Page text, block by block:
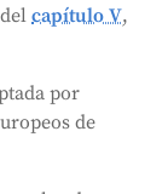
delcapítulo V,
por
de